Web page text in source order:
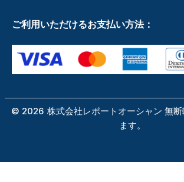
ご利用いただけるお支払い方法：
© 2026 株式会社レポートオーシャン 無
ます。